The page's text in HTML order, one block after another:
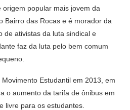
popular mais jovem da
Bairro das Rocas e é morador da
de ativistas da luta sindical e
faz da luta pelo bem comum
Estudantil em 2013, em
o aumento da tarifa de ônibus em
livre para os estudantes.